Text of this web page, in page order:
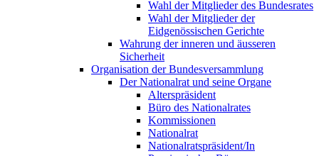
Wahl der Mitglieder des Bundesrates
Wahl der Mitglieder der
Eidgenössischen Gerichte
Wahrung der inneren und äusseren
Sicherheit
Organisation der Bundesversammlung
Der Nationalrat und seine Organe
Alterspräsident
Büro des Nationalrates
Kommissionen
Nationalrat
Nationalratspräsident/In